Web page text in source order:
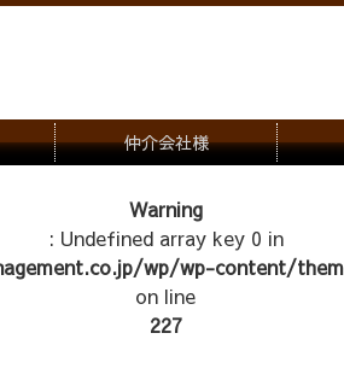
仲介会社様
物件写真
管理物件紹介
Warning
: Undefined array key 0 in
wp/wp-content/
on line
227